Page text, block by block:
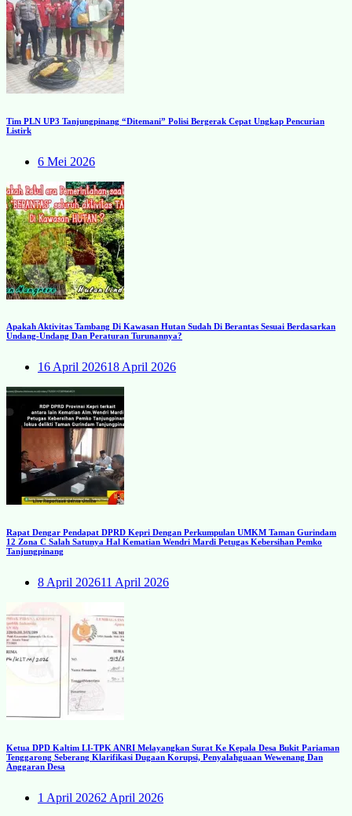
Tim PLN UP3 Tanjungpinang “Ditemani” Polisi Bergerak Cepat Ungkap Pencurian
Listirk
6 Mei 2026
Apakah Aktivitas Tambang Di Kawasan Hutan Sudah Di Berantas Sesuai Berdasarkan
Undang-Undang Dan Peraturan Turunannya?
16 April 202618 April 2026
Rapat Dengar Pendapat DPRD Kepri Dengan Perkumpulan UMKM Taman Gurindam
12 Zona C Salah Satunya Hal Kematian Wendri Mardi Petugas Kebersihan Pemko
Tanjungpinang
8 April 202611 April 2026
Ketua DPD Kaltim LI-TPK ANRI Melayangkan Surat Ke Kepala Desa Bukit Pariaman
Tenggarong Seberang Klarifikasi Dugaan Korupsi, Penyalahguaan Wewenang Dan
Anggaran Desa
1 April 20262 April 2026